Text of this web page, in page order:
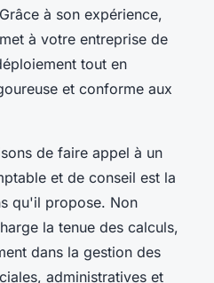
à son expérience,
à votre entreprise de
tout en
et conforme aux
de faire appel à un
et de conseil est la
qu'il propose. Non
la tenue des calculs,
dans la gestion des
administratives et